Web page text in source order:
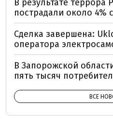
В результате террора
пострадали около 4%
Сделка завершена:
оператора
В Запорожской
пять тысяч
ВСЕ